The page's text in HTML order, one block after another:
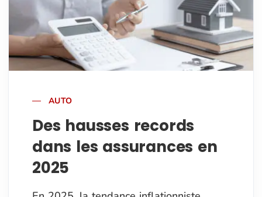
AUTO
Des hausses records
dans les assurances en
2025